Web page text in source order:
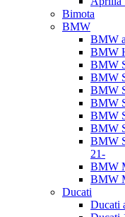
Bimota
BMW
BMW
BMW
BMW
BMW
BMW
BMW
BMW
BMW
BMW
21-
BMW
BMW
Ducati
Ducati